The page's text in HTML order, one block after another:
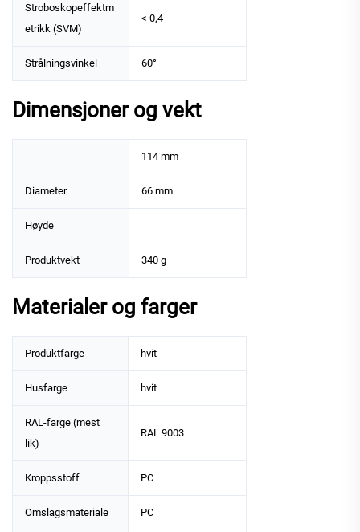
Stroboskopeffektm
etrikk (SVM)
< 0,4
Strålningsvinkel 60°
Dimensjoner og vekt
114 mm
Diameter 66 mm
Høyde
Produktvekt 340 g
Materialer og farger
Produktfarge hvit
Husfarge hvit
RAL-farge (mest
lik)
RAL 9003
Kroppsstoff PC
Omslagsmateriale PC